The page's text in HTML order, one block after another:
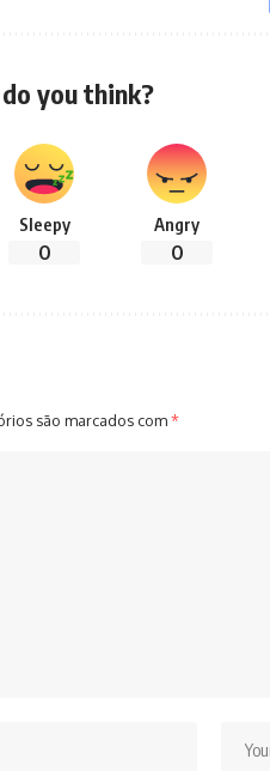
you think?
Sleepy
0
Angry
0
são marcados com*